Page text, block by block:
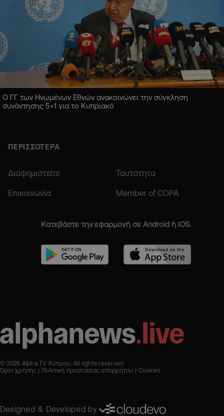
Ο ΓΓ των Ηνωμένων Εθνών ανακοινώνει την σύγκληση
συνάντησης 5+1 για το Κυπριακό
ΠΕΡΙΣΣΟΤΕΡΑ
Διαφημιστείτε Ταυτότητα
Επικοινωνία Member of COPA
Κατεβάστε την εφαρμογή σε Android ή iOS.
© 2026 Alpha TV Κύπρου. All rights reserved
Όροι χρήσης
Πολιτική προστασίας απορρήτου Cookies
Designed & Developed by